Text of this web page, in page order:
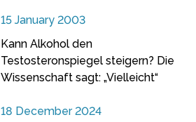
15 January 2003
Kann Alkohol den
Testosteronspiegel steigern? Die
Wissenschaft sagt: „Vielleicht“
18 December 2024